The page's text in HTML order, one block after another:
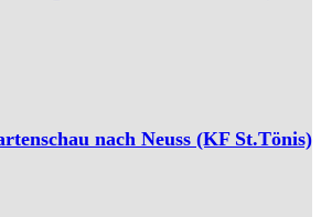
nach Neuss (KF St.Tönis)